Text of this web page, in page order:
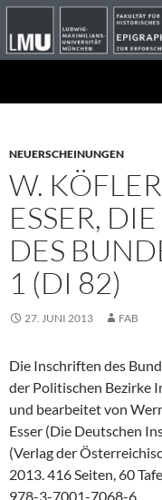
NEUERSCHEINUNGEN
W.
ESSER,
DES
1 (DI 82)
27. JUNI 2013 FAB
Die Inschriften des
der Politischen Bezirke
und bearbeitet von
Esser (Die Deutschen
(Verlag der
2013. 416 Seiten, 60
978-3-7001-7068-6